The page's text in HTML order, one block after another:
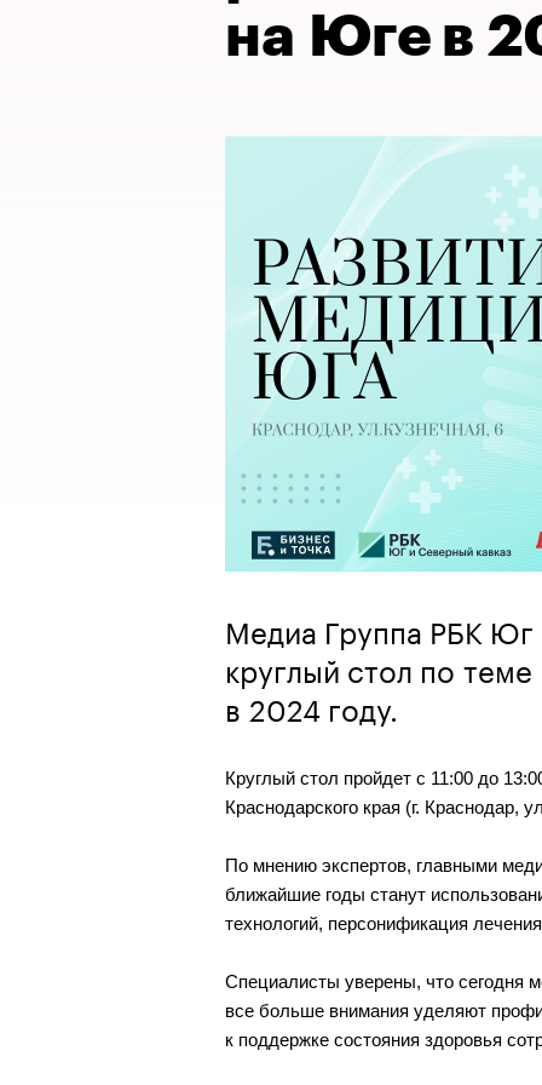
на Юге в
Медиа Группа РБК Юг
круглый стол по
в 2024 году.
Круглый стол пройдет с 11:00 до
Краснодарского края (г. Краснодар,
По мнению экспертов, главными
ближайшие годы станут
технологий, персонификация
Специалисты уверены, что сегодня
все больше внимания уделяют
к поддержке состояния здоровья